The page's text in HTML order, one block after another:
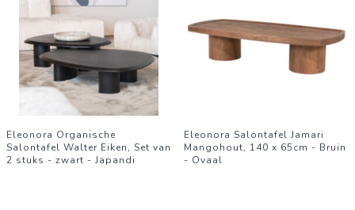
Eleonora Organische
Salontafel Walter Eiken, Set van
2 stuks - zwart - Japandi
Eleonora Salontafel Jamari
Mangohout, 140 x 65cm - Bruin
- Ovaal